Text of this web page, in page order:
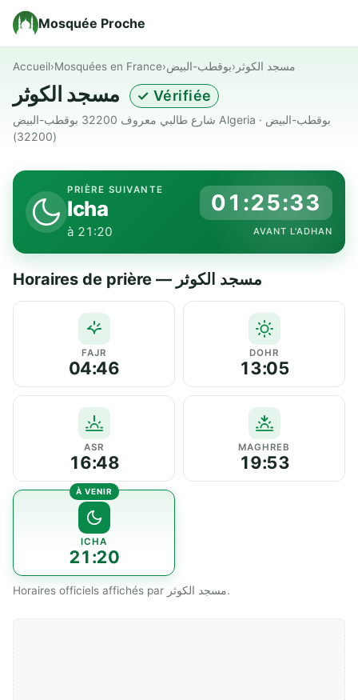
Mosquée Proche
Accueil›Mosquées en France›بوقطب-البيض› مسجد الكوثر
✓ Vérifiée
شارع طالبي معروف 32200 بوقطب-البيض Algeria · بوقطب-البيض
(32200)
PRIÈRE SUIVANTE
Icha
à 21:20
01:25:32
AVANT L'ADHAN
Horaires de prière — مسجد الكوثر
FAJR
04:46
DOHR
13:05
ASR
16:48
MAGHREB
19:53
ICHA
21:20
Horaires officiels affichés par مسجد الكوثر.